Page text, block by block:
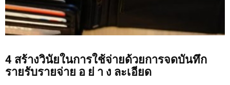
4 สร้างวินัยในการใช้จ่ายด้วยการจดบันทึก
รายรับรายจ่าย อ ย่ า ง ละเอียด